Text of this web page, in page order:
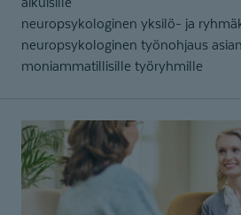
neuropsykologinen yksilö- ja
neuropsykologinen työnohjaus
moniammatillisille työryhmille